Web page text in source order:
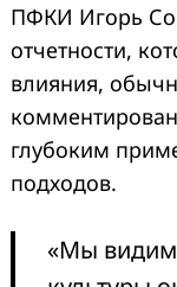
ПФКИ Игорь
отчетности,
влияния,
глубоким
подходов.
«Мы